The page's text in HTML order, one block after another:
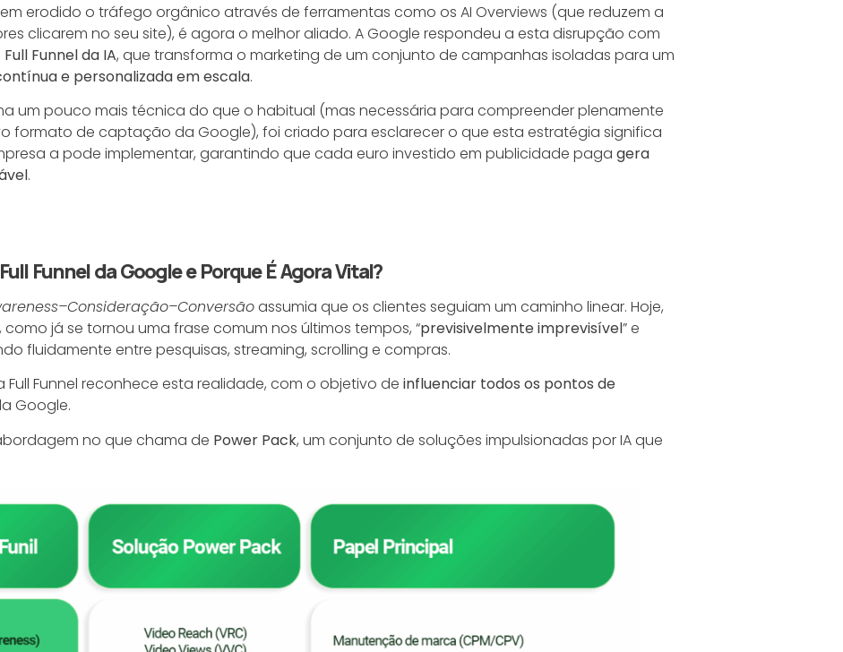
erodido o tráfego orgânico através de ferramentas como os AI Overviews (que reduzem a
clicarem no seu site), é agora o melhor aliado. A Google respondeu a esta disrupção com
Full Funnel da IA, que transforma o marketing de um conjunto de campanhas isoladas para um
e personalizada em escala.
um pouco mais técnica do que o habitual (mas necessária para compreender plenamente
formato de captação da Google), foi criado para esclarecer o que esta estratégia significa
a pode implementar, garantindo que cada euro investido em publicidade paga gera
.
Funnel da Google e Porque É Agora Vital?
assumia que os clientes seguiam um caminho linear. Hoje,
já se tornou uma frase comum nos últimos tempos, “previsivelmente imprevisível” e
fluidamente entre pesquisas, streaming, scrolling e compras.
Funnel reconhece esta realidade, com o objetivo de influenciar todos os pontos de
Google.
no que chama de Power Pack, um conjunto de soluções impulsionadas por IA que